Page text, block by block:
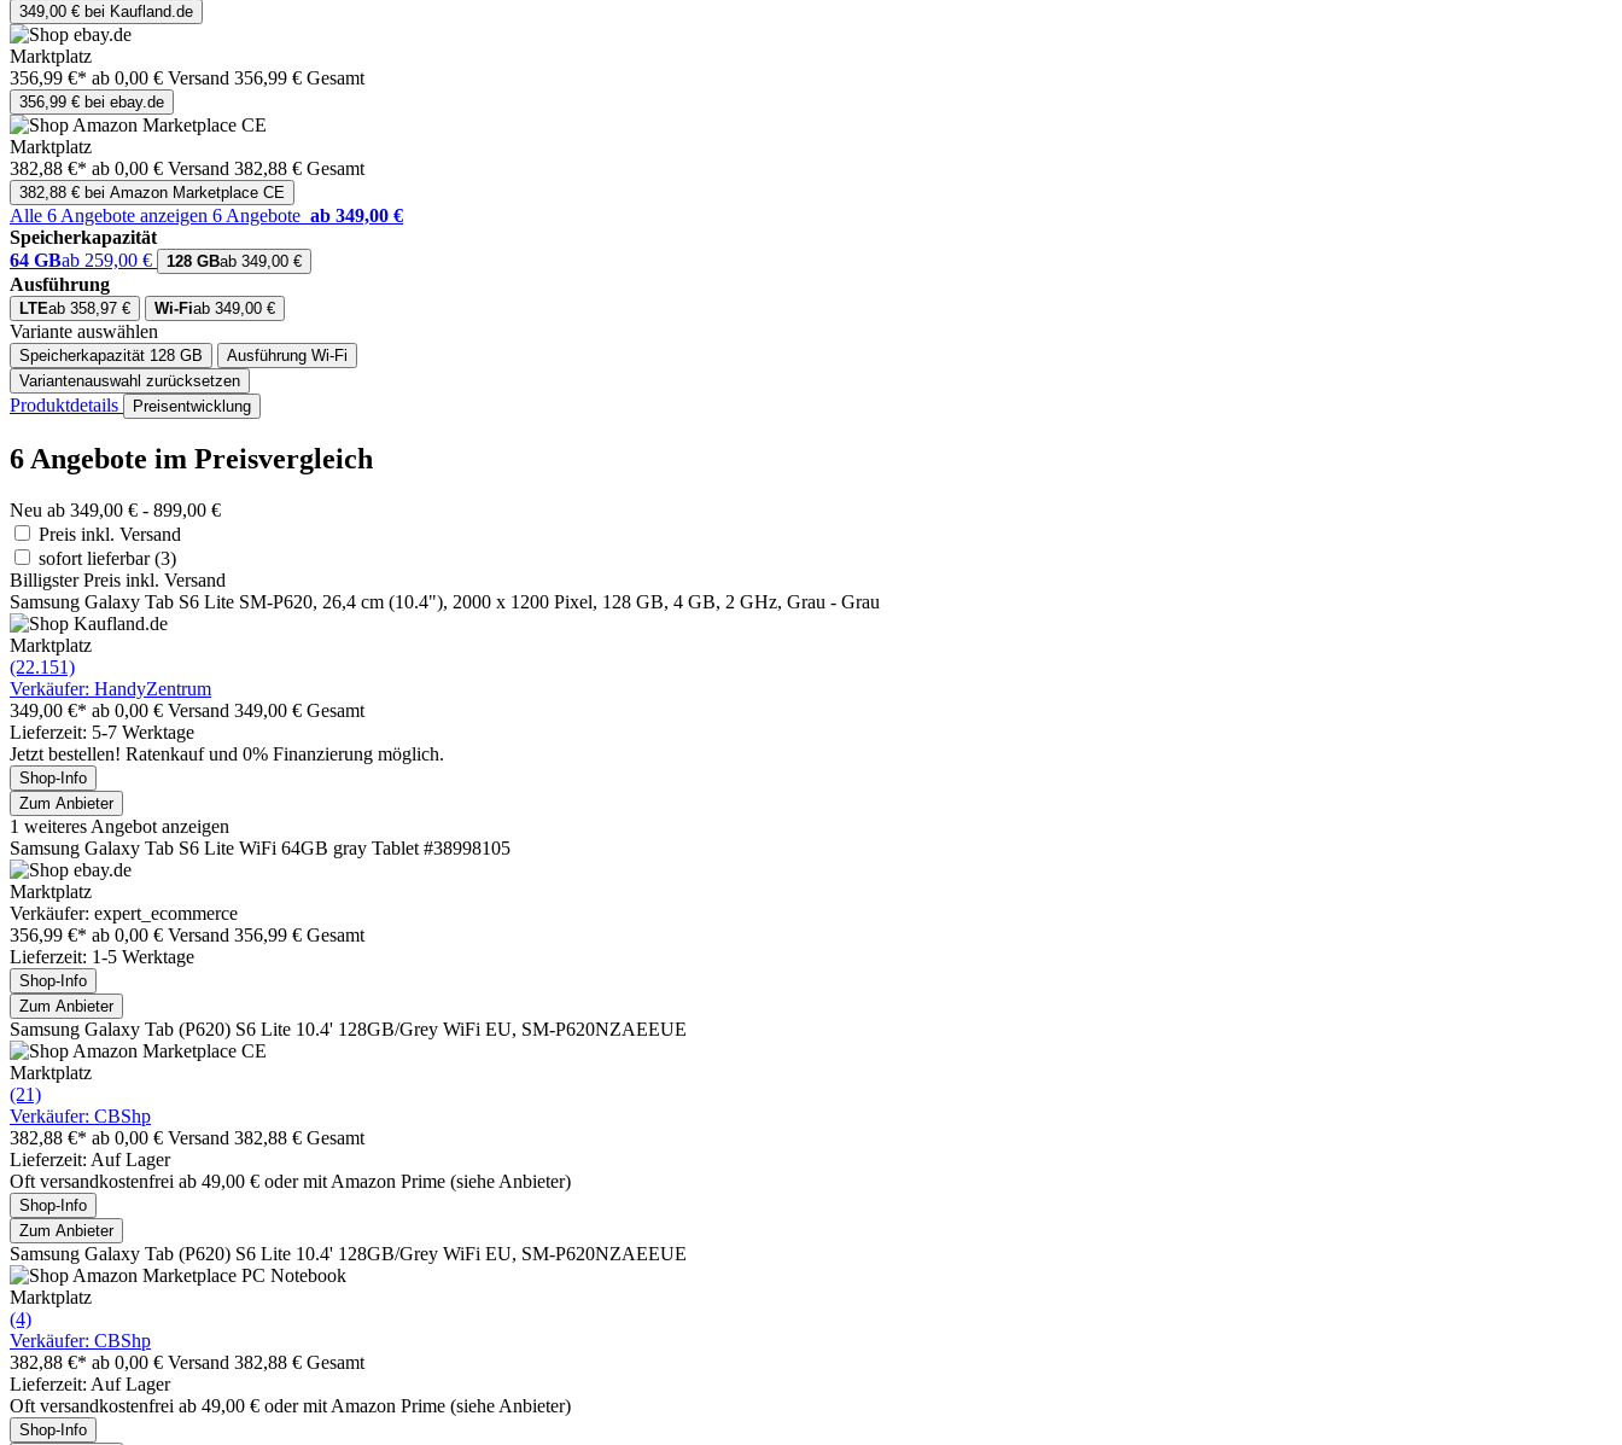
349,00 € bei Kaufland.de
Marktplatz
356,99 €* ab 0,00 € Versand 356,99 € Gesamt
356,99 € bei ebay.de
Marktplatz
382,88 €* ab 0,00 € Versand 382,88 € Gesamt
382,88 € bei Amazon Marketplace CE
Alle 6 Angebote anzeigen 6 Angebote ab 349,00 €
Speicherkapazität
64 GBab 259,00 € 128 GBab 349,00 €
Ausführung
LTEab 358,97 € Wi-Fiab 349,00 €
Variante auswählen
Speicherkapazität 128 GB Ausführung Wi-Fi
Variantenauswahl zurücksetzen
Produktdetails Preisentwicklung
6 Angebote im Preisvergleich
Neu ab 349,00 € - 899,00 €
Preis inkl. Versand
sofort lieferbar(3)
Billigster Preis inkl. Versand
Samsung Galaxy Tab S6 Lite SM-P620, 26,4 cm (10.4"), 2000 x 1200 Pixel, 128 GB, 4 GB, 2 GHz, Grau - Grau
Marktplatz
(22.151)
Verkäufer: HandyZentrum
349,00 €* ab 0,00 € Versand 349,00 € Gesamt
Lieferzeit: 5-7 Werktage
Jetzt bestellen! Ratenkauf und 0% Finanzierung möglich.
Shop-Info
Zum Anbieter
1 weiteres Angebot anzeigen
Samsung Galaxy Tab S6 Lite WiFi 64GB gray Tablet #38998105
Marktplatz
Verkäufer: expert_ecommerce
356,99 €* ab 0,00 € Versand 356,99 € Gesamt
Lieferzeit: 1-5 Werktage
Shop-Info
Zum Anbieter
Samsung Galaxy Tab (P620) S6 Lite 10.4' 128GB/Grey WiFi EU, SM-P620NZAEEUE
Marktplatz
(21)
Verkäufer: CBShp
382,88 €* ab 0,00 € Versand 382,88 € Gesamt
Lieferzeit: Auf Lager
Oft versandkostenfrei ab 49,00 € oder mit Amazon Prime (siehe Anbieter)
Shop-Info
Zum Anbieter
Samsung Galaxy Tab (P620) S6 Lite 10.4' 128GB/Grey WiFi EU, SM-P620NZAEEUE
Marktplatz
(4)
Verkäufer: CBShp
382,88 €* ab 0,00 € Versand 382,88 € Gesamt
Lieferzeit: Auf Lager
Oft versandkostenfrei ab 49,00 € oder mit Amazon Prime (siehe Anbieter)
Shop-Info